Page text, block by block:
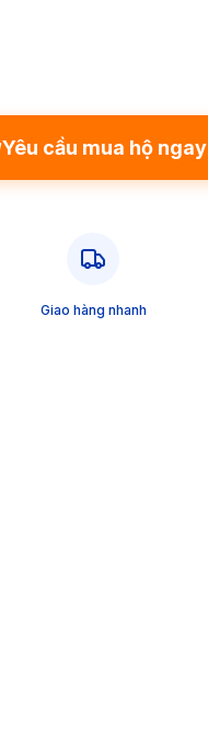
Yêu cầu mua hộ ngay
Giao hàng nhanh